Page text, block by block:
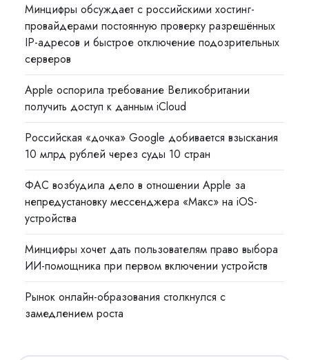
Минцифры обсуждает с российскими хостинг-
провайдерами постоянную проверку разрешённых
IP-адресов и быстрое отключение подозрительных
серверов
Apple оспорила требование Великобритании
получить доступ к данным iCloud
Российская «дочка» Google добивается взыскания
10 млрд рублей через суды 10 стран
ФАС возбудила дело в отношении Apple за
непредустановку мессенджера «Макс» на iOS-
устройства
Минцифры хочет дать пользователям право выбора
ИИ-помощника при первом включении устройств
Рынок онлайн-образования столкнулся с
замедлением роста